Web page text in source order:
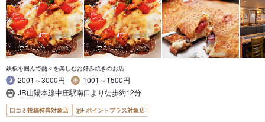
鉄板を囲んで熱々を楽しむお好み焼きのお店
2001～3000円
1001～1500円
JR山陽本線中庄駅南口より徒歩約12分
口コミ投稿特典対象店 ポイントプラス対象店